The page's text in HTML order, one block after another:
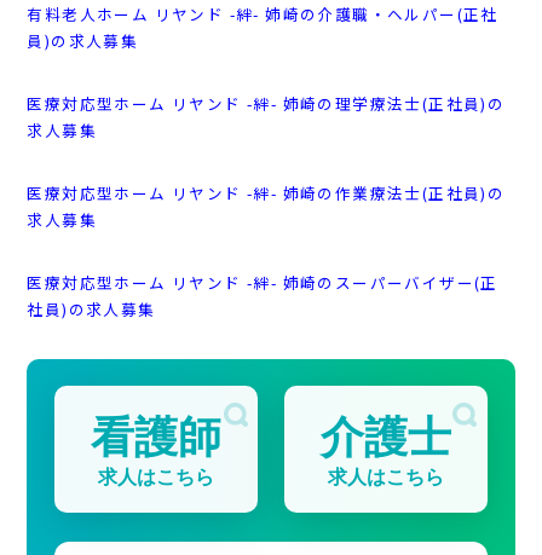
有料老人ホーム リヤンド -絆- 姉崎の介護職・ヘルパー(正社
員)の求人募集
医療対応型ホーム リヤンド -絆- 姉崎の理学療法士(正社員)の
求人募集
医療対応型ホーム リヤンド -絆- 姉崎の作業療法士(正社員)の
求人募集
医療対応型ホーム リヤンド -絆- 姉崎のスーパーバイザー(正
社員)の求人募集
看護師
求人はこちら
介護士
求人はこちら